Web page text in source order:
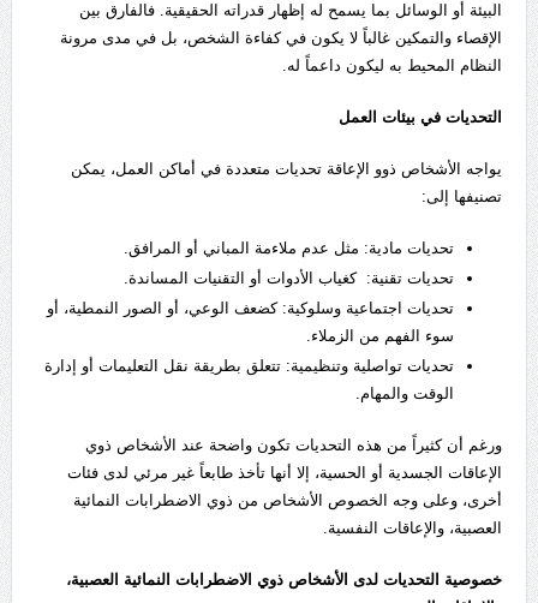
البيئة أو الوسائل بما يسمح له إظهار قدراته الحقيقية. فالفارق بين
الإقصاء والتمكين غالباً لا يكون في كفاءة الشخص، بل في مدى مرونة
النظام المحيط به ليكون داعماً له.
التحديات في بيئات العمل
يواجه الأشخاص ذوو الإعاقة تحديات متعددة في أماكن العمل، يمكن
تصنيفها إلى:
تحديات مادية: مثل عدم ملاءمة المباني أو المرافق.
تحديات تقنية: كغياب الأدوات أو التقنيات المساندة.
تحديات اجتماعية وسلوكية: كضعف الوعي، أو الصور النمطية، أو
سوء الفهم من الزملاء.
تحديات تواصلية وتنظيمية: تتعلق بطريقة نقل التعليمات أو إدارة
الوقت والمهام.
ورغم أن كثيراً من هذه التحديات تكون واضحة عند الأشخاص ذوي
الإعاقات الجسدية أو الحسية، إلا أنها تأخذ طابعاً غير مرئي لدى فئات
أخرى، وعلى وجه الخصوص الأشخاص من ذوي الاضطرابات النمائية
العصبية، والإعاقات النفسية.
خصوصية التحديات لدى الأشخاص ذوي الاضطرابات النمائية العصبية،